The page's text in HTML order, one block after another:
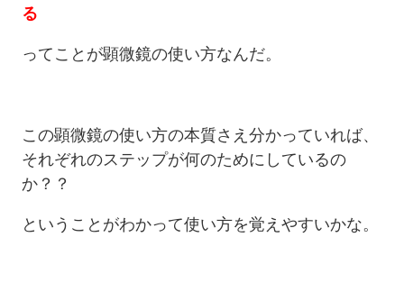
る
ってことが顕微鏡の使い方なんだ。
この顕微鏡の使い方の本質さえ分かっていれば、
それぞれのステップが何のためにしているの
か？？
ということがわかって使い方を覚えやすいかな。